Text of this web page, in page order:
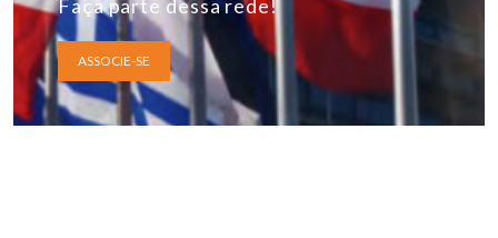
Faça parte dessa rede!
ASSOCIE-SE